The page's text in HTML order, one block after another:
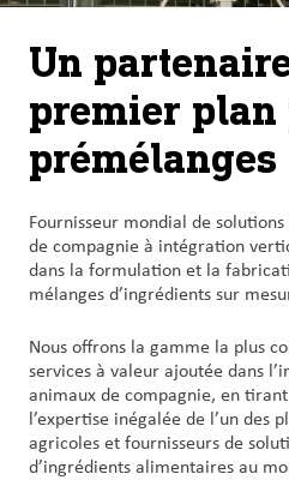
Un
premier plan
prémélanges
Fournisseur mondial de
de compagnie à intégration
dans la formulation et la
mélanges d’ingrédients sur
Nous offrons la gamme la plus
services à valeur ajoutée dans
animaux de compagnie, en
l’expertise inégalée de l’un des
agricoles et fournisseurs de
d’ingrédients alimentaires au